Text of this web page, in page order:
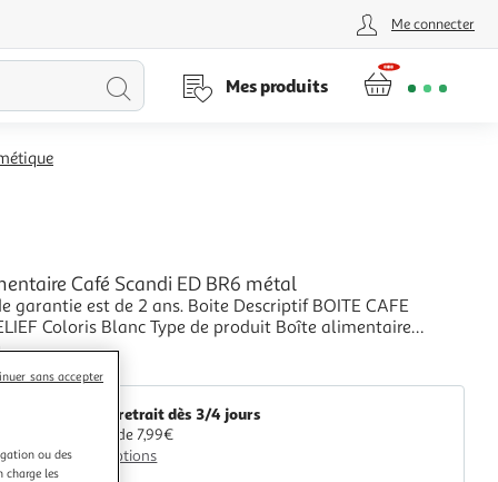
Me connecter
Lancer
Mes produits
Café Scandi ED BR6 métal
est de 2 ans. Boite Descriptif BOITE CAFE
Boîte alimentaire
Fer-blanc Nombre de récipient 1.0
Capacité 2.17 Matière Métal Utilisation
Prix
Livr. ou retrait dès 3/4 jours
A partir de 7,99€
Plus d'options
ou des
charge les
sans accepter